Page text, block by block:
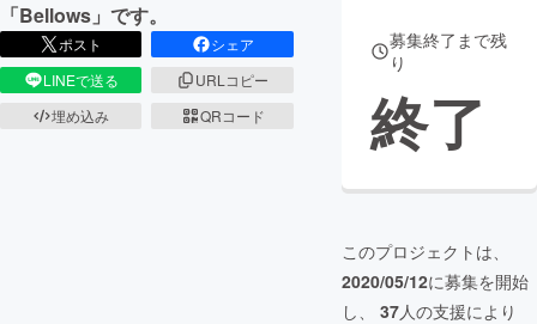
「Bellows」です。
ポスト
シェア
LINEで送る
URLコピー
埋め込み
QRコード
募集終了まで残
り
終了
このプロジェクトは、
2020/05/12に募集を開始
し、 37人の支援により